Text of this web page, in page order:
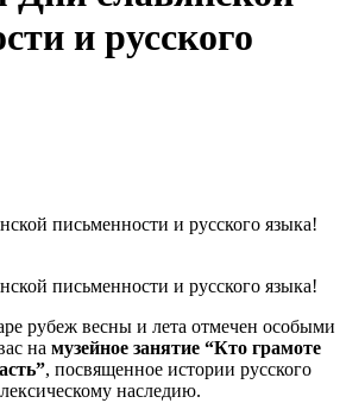
и русского
письменности и русского языка!
письменности и русского языка!
рубеж весны и лета отмечен особыми
на музейное занятие “Кто грамоте
, посвященное истории русского
наследию.